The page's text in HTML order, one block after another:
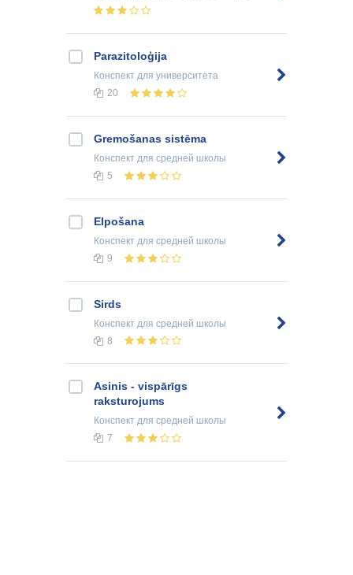
Parazitoloģija
Конспект для университета
20
Gremošanas sistēma
Конспект для средней школы
5
Elpošana
Конспект для средней школы
9
Sirds
Конспект для средней школы
8
Asinis - vispārīgs
raksturojums
Конспект для средней школы
7